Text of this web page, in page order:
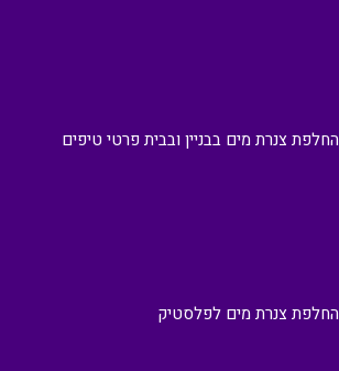
החלפת צנרת מים בבניין ובבית פרטי טיפים
החלפת צנרת מים לפלסטיק